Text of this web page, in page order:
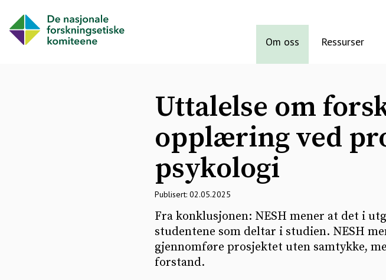
Om oss Ressurser
Uttalelse om
opplæring ved
psykologi
Publisert: 02.05.2025
Fra konklusjonen: NESH mener at det i
studentene som deltar i studien. NESH
gjennomføre prosjektet uten samtykke,
forstand.